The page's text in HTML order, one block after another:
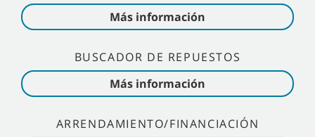
Más información
BUSCADOR DE REPUESTOS
Más información
ARRENDAMIENTO/FINANCIACIÓN